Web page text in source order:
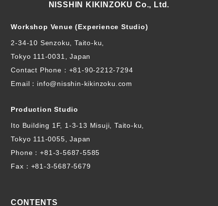
NISSHIN KIKINZOKU Co., Ltd.
Workshop Venue (Experience Studio)
2-34-10 Senzoku, Taito-ku,
Tokyo 111-0031, Japan
Contact Phone： +81-90-2212-7294
Email：info@nisshin-kikinzoku.com
Production Studio
Ito Building 1F, 1-3-13 Misuji, Taito-ku,
Tokyo 111-0055, Japan
Phone：+81-3-5687-5585
Fax：+81-3-5687-5679
CONTENTS